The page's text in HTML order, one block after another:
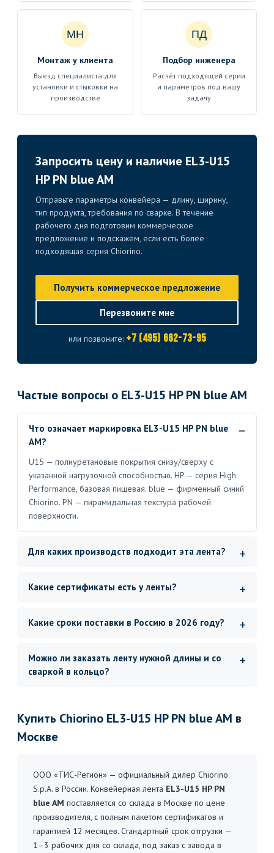
МН
Монтаж у клиента
Выезд специалиста для
установки и стыковки на
производстве
ПД
Подбор инженера
Расчёт подходящей серии
и параметров под вашу
задачу
Запросить цену и наличие EL3-U15
HP PN blue AM
Отправьте параметры конвейера — длину, ширину,
тип продукта, требования по сварке. В течение
рабочего дня подготовим коммерческое
предложение и подскажем, если есть более
подходящая серия Chiorino.
Получить коммерческое предложение
Перезвоните мне
или позвоните: +7 (495) 662-73-95
Частые вопросы о EL3-U15 HP PN blue AM
Что означает маркировка EL3-U15 HP PN blue
AM?
U15 — полиуретановые покрытия снизу/сверху с
указанной нагрузочной способностью. HP — серия High
Performance, базовая пищевая. blue — фирменный синий
Chiorino. PN — пирамидальная текстура рабочей
поверхности.
Для каких производств подходит эта лента?
Какие сертификаты есть у ленты?
Какие сроки поставки в Россию в 2026 году?
Можно ли заказать ленту нужной длины и со
сваркой в кольцо?
Купить Chiorino EL3-U15 HP PN blue AM в
Москве
ООО «ТИС-Регион» — официальный дилер Chiorino
S.p.A. в России. Конвейерная лента EL3-U15 HP PN
blue AM поставляется со склада в Москве по цене
производителя, с полным пакетом сертификатов и
гарантией 12 месяцев. Стандартный срок отгрузки —
1–3 рабочих дня со склада, под заказ с завода в